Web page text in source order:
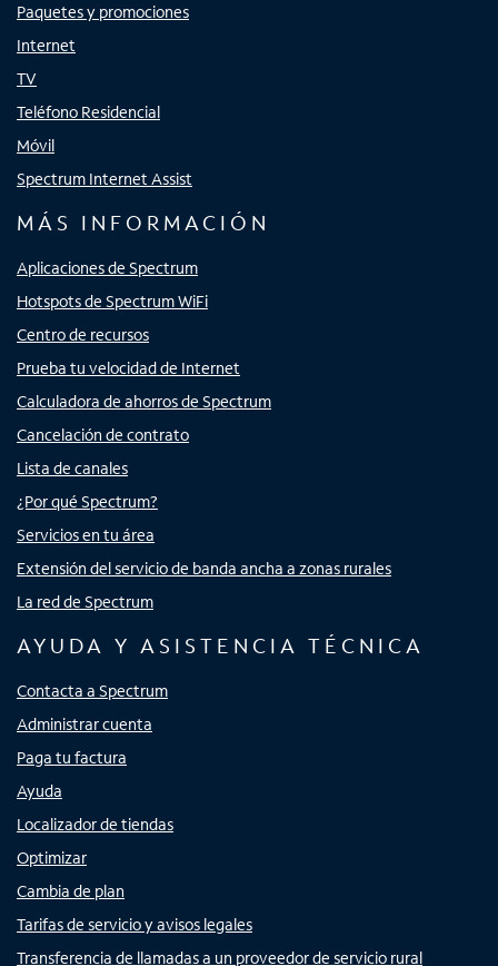
Paquetes y promociones
Internet
TV
Teléfono Residencial
Móvil
Spectrum Internet Assist
MÁS INFORMACIÓN
Aplicaciones de Spectrum
Hotspots de Spectrum WiFi
Centro de recursos
Prueba tu velocidad de Internet
Calculadora de ahorros de Spectrum
Cancelación de contrato
Lista de canales
¿Por qué Spectrum?
Servicios en tu área
Extensión del servicio de banda ancha a zonas rurales
La red de Spectrum
AYUDA Y ASISTENCIA TÉCNICA
Contacta a Spectrum
Administrar cuenta
Paga tu factura
Ayuda
Localizador de tiendas
Optimizar
Cambia de plan
Tarifas de servicio y avisos legales
Transferencia de llamadas a un proveedor de servicio rural